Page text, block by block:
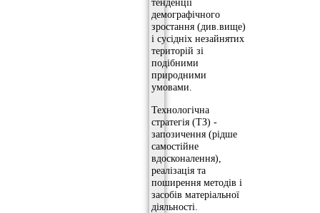
тенденції
демографічного
зростання (див.вище)
і сусідніх незайнятих
територій зі
подібними
природними
умовами.
Технологічна
стратегія (ТЗ) -
запозичення (рідше
самостійне
вдосконалення),
реалізація та
поширення методів і
засобів матеріальної
діяльності.